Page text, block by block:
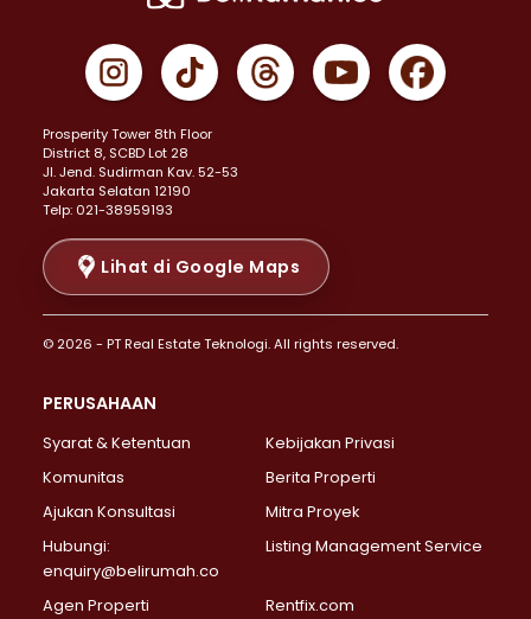
Properti Dijual di Gambir >
Properti Dijual di Johar Baru >
Properti Dijual di Menteng >
Properti Dijual di Senen >
Properti Dijual di Tanah Abang >
Properti Dijual di Cikini >
Properti Dijual di Kramat >
Properti Dijual di Pasar Baru >
Properti Dijual di Bendungan Hilir >
Properti Dijual di Jakarta Selatan >
Properti Dijual di Lebak Bulus >
Properti Dijual di Gandaria Selatan >
Properti Dijual di Pondok Labu >
Properti Dijual di Lenteng Agung >
Properti Dijual di Senayan >
Properti Dijual di Pondok Pinang >
Prosperity Tower 8th Floor
District 8, SCBD Lot 28
JI. Jend. Sudirman Kav. 52-53
Jakarta Selatan 12190
Telp: 021-38959193
Lihat di Google Maps
© 2026 - PT Real Estate Teknologi. All rights reserved.
PERUSAHAAN
Syarat & Ketentuan
Kebijakan Privasi
Komunitas
Berita Properti
Ajukan Konsultasi
Mitra Proyek
Hubungi:
enquiry@belirumah.co
Listing Management Service
Agen Properti Rentfix.com